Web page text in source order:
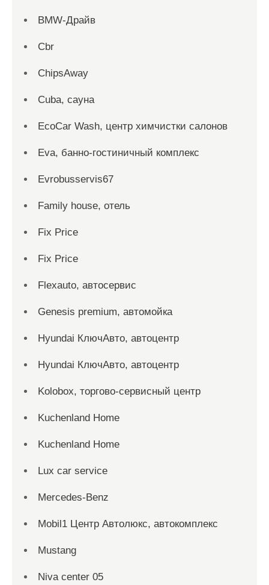
BMW-Драйв
Cbr
ChipsAway
Cuba, сауна
EcoCar Wash, центр химчистки салонов
Eva, банно-гостиничный комплекс
Evrobusservis67
Family house, отель
Fix Price
Fix Price
Flexauto, автосервис
Genesis premium, автомойка
Hyundai КлючАвто, автоцентр
Hyundai КлючАвто, автоцентр
Kolobox, торгово-сервисный центр
Kuchenland Home
Kuchenland Home
Lux car service
Mercedes-Benz
Mobil1 Центр Автолюкс, автокомплекс
Mustang
Niva center 05